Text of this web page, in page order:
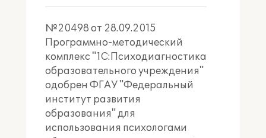
Подробное описание
№20498 от 28.09.2015
Программно-методический
комплекс "1С:Психодиагностика
образовательного учреждения"
одобрен ФГАУ "Федеральный
институт развития
образования" для
использования психологами